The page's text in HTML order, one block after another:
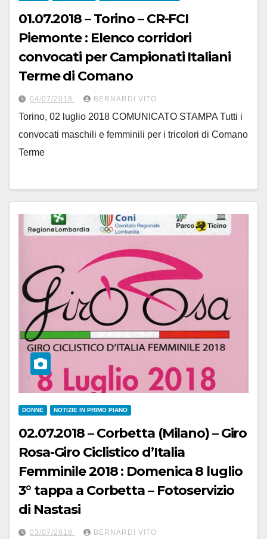
01.07.2018 – Torino – CR-FCI
Piemonte : Elenco corridori
convocati per Campionati Italiani
Terme di Comano
04/07/2018 BERNARDI VITO
Torino, 02 luglio 2018 COMUNICATO STAMPA Tutti i
convocati maschili e femminili per i tricolori di Comano
Terme
DONNE NOTIZIE IN PRIMO PIANO
02.07.2018 – Corbetta (Milano) – Giro
Rosa-Giro Ciclistico d’Italia
Femminile 2018 : Domenica 8 luglio
3° tappa a Corbetta – Fotoservizio
di Nastasi
03/07/2018 BERNARDI VITO